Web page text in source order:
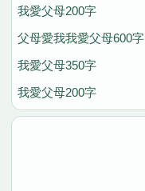
我愛父母200字
父母愛我我愛父母600字
我愛父母350字
我愛父母200字